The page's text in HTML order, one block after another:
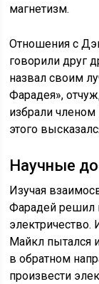
магнетизм.
Отношения с
говорили друг
назвал своим
Фарадея»,
избрали
этого
Научные
Изучая
Фарадей решил
электричество.
Майкл пытался
в обратном
произвести